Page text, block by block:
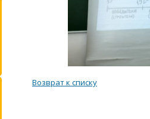
Возврат к списку